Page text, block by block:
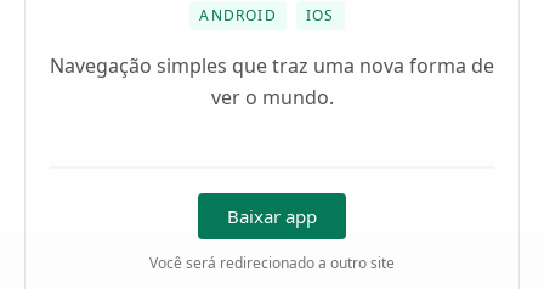
ANDROID IOS
Navegação simples que traz uma nova forma de
ver o mundo.
Baixar app
Você será redirecionado a outro site